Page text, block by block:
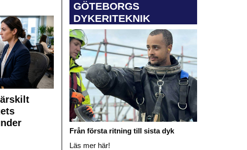
GÖTEBORGS
DYKERITEKNIK
Från första ritning till sista dyk
Läs mer här!